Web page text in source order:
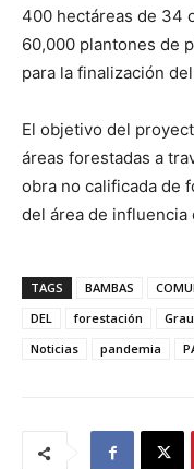
400 hectáreas de 34
60,000 plantones de
para la finalización
El objetivo del
áreas forestadas a
obra no calificada de
del área de influencia
TAGS BAMBAS
DEL
forestación Grau
Noticias
pandemia